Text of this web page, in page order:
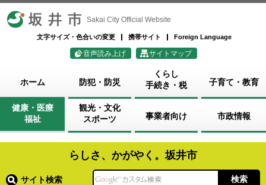
坂井市 Sakai City Official Website
文字サイズ・色合いの変更 携帯サイト Foreign Language
音声読み上げ サイトマップ
ホーム 防犯・防災
くらし
手続き・税
子育て・教育
健康・医療
福祉
観光・文化
スポーツ
事業者向け 市政情報
らしさ、かがやく。坂井市
サイト検索